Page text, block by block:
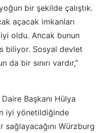
bir şekilde çalıştık.
açacak imkanları
oldu. Ancak bunun
biliyor. Sosyal devlet
bir sınırı vardır,”
Başkanı Hülya
iyi yönetildiğinde
Würzburg